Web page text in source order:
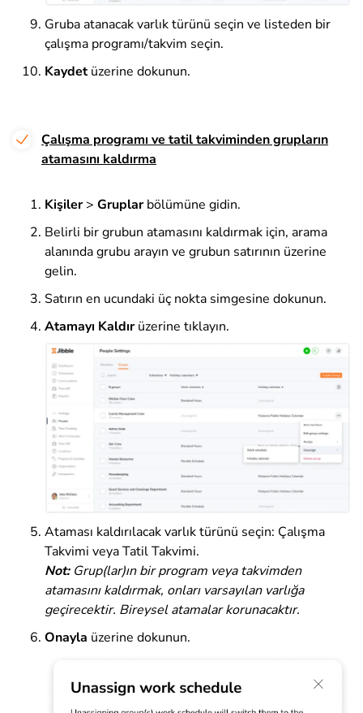
Gruba atanacak varlık türünü seçin ve listeden bir
çalışma programı/takvim seçin.
Kaydetüzerine dokunun.
Çalışma programı ve tatil takviminden grupların
atamasını kaldırma
Kişiler> Gruplarbölümüne gidin.
Belirli bir grubun atamasını kaldırmak için, arama
alanında grubu arayın ve grubun satırının üzerine
gelin.
Satırın en ucundaki üç nokta simgesine dokunun.
Atamayı Kaldırüzerine tıklayın.
Ataması kaldırılacak varlık türünü seçin: Çalışma
Takvimi veya Tatil Takvimi.
Not:Grup(lar)ın bir program veya takvimden
atamasını kaldırmak, onları varsayılan varlığa
geçirecektir. Bireysel atamalar korunacaktır.
Onayla üzerine dokunun.